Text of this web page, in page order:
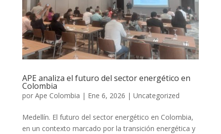
APE analiza el futuro del sector energético en
Colombia
por Ape Colombia | Ene 6, 2026 | Uncategorized
Medellín. El futuro del sector energético en Colombia,
en un contexto marcado por la transición energética y